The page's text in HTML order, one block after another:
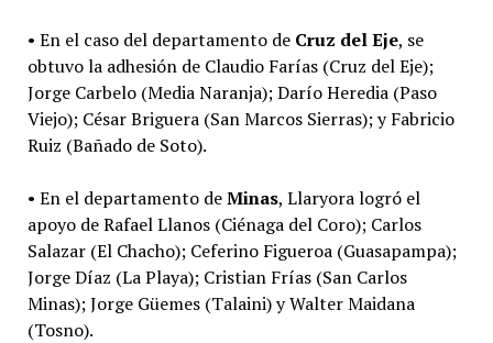
• En el caso del departamento deCruz del Eje, se
obtuvo la adhesión de Claudio Farías (Cruz del Eje);
Jorge Carbelo (Media Naranja); Darío Heredia (Paso
Viejo); César Briguera (San Marcos Sierras); y Fabricio
Ruiz (Bañado de Soto).
• En el departamento deMinas, Llaryora logró el
apoyo de Rafael Llanos (Ciénaga del Coro); Carlos
Salazar (El Chacho); Ceferino Figueroa (Guasapampa);
Jorge Díaz (La Playa); Cristian Frías (San Carlos
Minas); Jorge Güemes (Talaini) y Walter Maidana
(Tosno).